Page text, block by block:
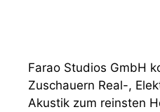
Farao Studios GmbH
Zuschauern Real-,
Akustik zum reinsten